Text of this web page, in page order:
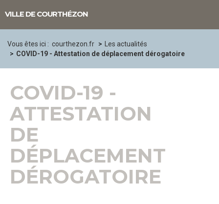
VILLE DE COURTHÉZON
Vous êtes ici : courthezon.fr
Les actualités
COVID-19 - Attestation de déplacement dérogatoire
COVID-19 -
ATTESTATION
DE
DÉPLACEMENT
DÉROGATOIRE